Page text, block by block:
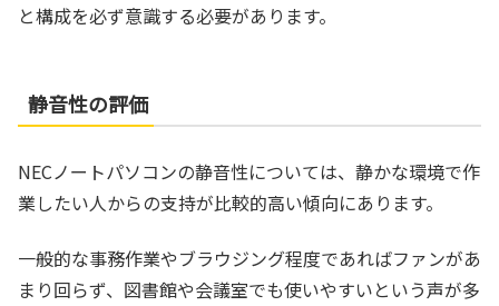
と構成を必ず意識する必要があります。
静音性の評価
NECノートパソコンの静音性については、静かな環境で作
業したい人からの支持が比較的高い傾向にあります。
一般的な事務作業やブラウジング程度であればファンがあ
まり回らず、図書館や会議室でも使いやすいという声が多